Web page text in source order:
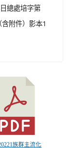
總處培字第
附件）影本1
族群主流化